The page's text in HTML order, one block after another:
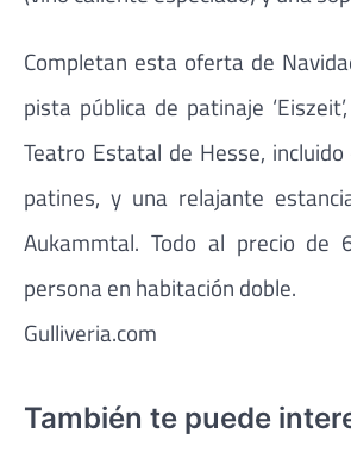
Completan esta oferta de
pista pública de patinaje
Teatro Estatal de Hesse,
patines, y una relajante
Aukammtal. Todo al precio de
persona en habitación doble.
Gulliveria.com
También te puede